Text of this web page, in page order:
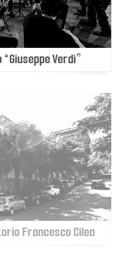
Verdi”
Francesco Cilea